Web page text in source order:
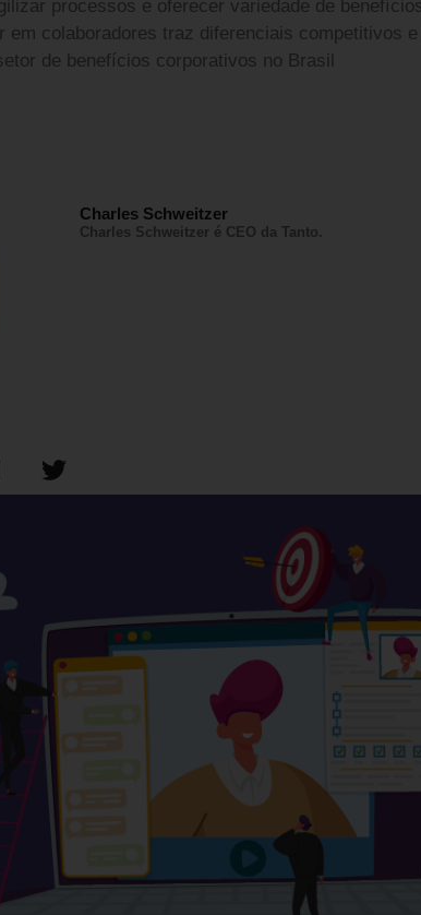
processos e oferecer variedade de
em colaboradores traz diferenciais competitivos
de benefícios corporativos no Brasil
Charles Schweitzer
Charles Schweitzer é CEO da Tanto.